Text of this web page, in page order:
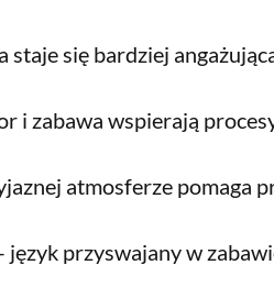
staje się bardziej
i zabawa wspierają
atmosferze pomaga
język przyswajany w